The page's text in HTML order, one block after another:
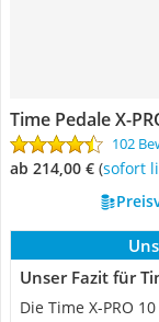
Time Pedale X-
102
ab 214,00 € ( Sofort
Unser Fazit für
Die Time X-PRO